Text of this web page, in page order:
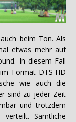
beim Ton. Als
etwas mehr auf
In diesem Fall
Format DTS-HD
wie auch die
sind zu jeder Zeit
und trotzdem
Sämtliche